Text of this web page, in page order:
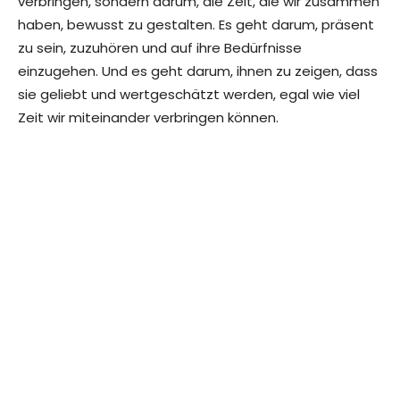
haben, bewusst zu gestalten. Es geht darum, präsent
zu sein, zuzuhören und auf ihre Bedürfnisse
einzugehen. Und es geht darum, ihnen zu zeigen, dass
sie geliebt und wertgeschätzt werden, egal wie viel
Zeit wir miteinander verbringen können.